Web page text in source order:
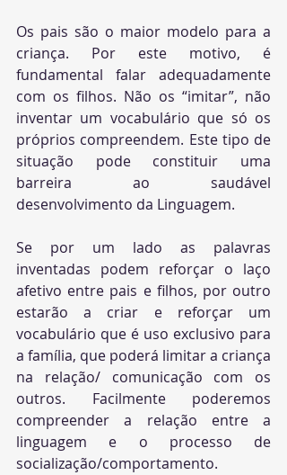
Os pais são o maior modelo para a
criança. Por este motivo, é
fundamental falar adequadamente
com os filhos. Não os “imitar”, não
inventar um vocabulário que só os
próprios compreendem. Este tipo de
situação pode constituir uma
barreira ao saudável
desenvolvimento da Linguagem.
Se por um lado as palavras
inventadas podem reforçar o laço
afetivo entre pais e filhos, por outro
estarão a criar e reforçar um
vocabulário que é uso exclusivo para
a família, que poderá limitar a criança
na relação/ comunicação com os
outros. Facilmente poderemos
compreender a relação entre a
linguagem e o processo de
socialização/comportamento.